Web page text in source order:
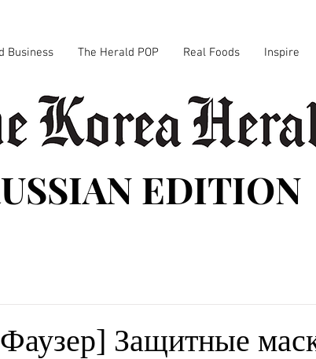
Business The Herald POP Real Foods Inspire
EDITION
Защитные